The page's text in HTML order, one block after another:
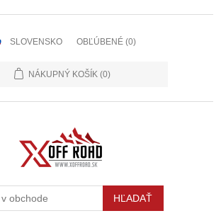
SLOVENSKO OBĽÚBENÉ (0)
NÁKUPNÝ KOŠÍK (0)